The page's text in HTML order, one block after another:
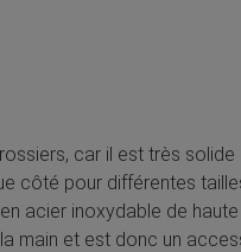
car il est très
pour différentes
acier inoxydable de
main et est donc un